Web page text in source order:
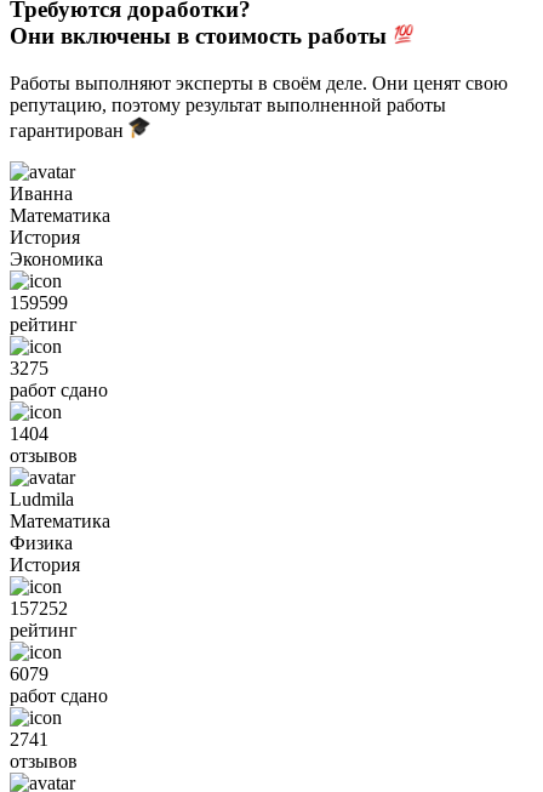
Требуются доработки?
Они включены в стоимость работы
Работы выполняют эксперты в своём деле. Они ценят свою
репутацию, поэтому результат выполненной работы
гарантирован
Иванна
Математика
История
Экономика
159599
рейтинг
3275
работ сдано
1404
отзывов
Ludmila
Математика
Физика
История
157252
рейтинг
6079
работ сдано
2741
отзывов